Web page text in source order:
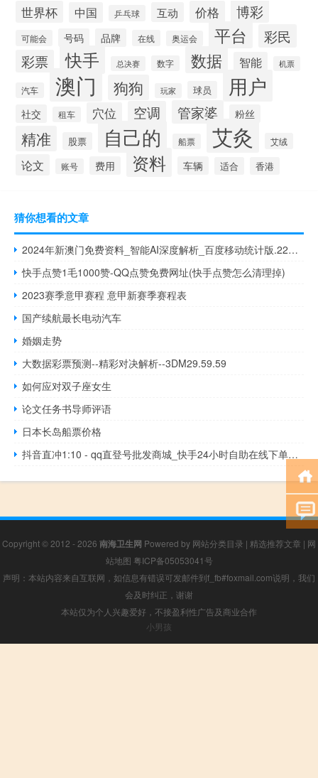
世界杯 中国 乒乓球 互动 价格 博彩
可能会 号码 品牌 在线 奥运会 平台 彩民
彩票 快手 总决赛 数字 数据 智能 机票
汽车 澳门 狗狗 玩家 球员 用户
社交 租车 穴位 空调 管家婆 粉丝
精准 股票 自己的 船票 艾灸 艾绒
论文 账号 费用 资料 车辆 适合 香港
猜你想看的文章
2024年新澳门免费资料_智能AI深度解析_百度移动统计版.223.78
快手点赞1毛1000赞-QQ点赞免费网址(快手点赞怎么清理掉)
2023赛季意甲赛程 意甲新赛季赛程表
国产续航最长电动汽车
婚姻走势
大数据彩票预测--精彩对决解析--3DM29.59.59
如何应对双子座女生
论文任务书导师评语
日本长岛船票价格
抖音直冲1:10 - qq直登号批发商城_快手24小时自助在线下单评论
Copyright © 2012 - 2026 南海卫生网 Powered by 网站分类目录 | 精选推荐文章 | 网
站地图 粤ICP备05053041号
声明：本站内容来自互联网，如信息有错误可发邮件到f_fb#foxmail.com说明，我们
会及时纠正，谢谢
本站仅为个人兴趣爱好，不接盈利性广告及商业合作
小男孩